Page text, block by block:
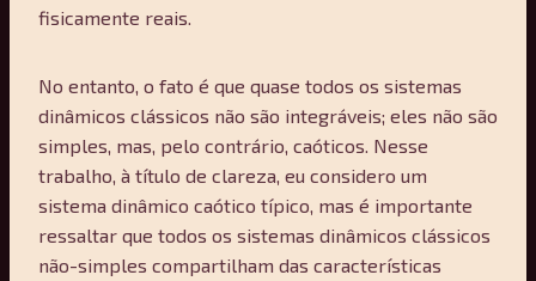
fisicamente reais.
No entanto, o fato é que quase todos os sistemas
dinâmicos clássicos não são integráveis; eles não são
simples, mas, pelo contrário, caóticos. Nesse
trabalho, à título de clareza, eu considero um
sistema dinâmico caótico típico, mas é importante
ressaltar que todos os sistemas dinâmicos clássicos
não-simples compartilham das características